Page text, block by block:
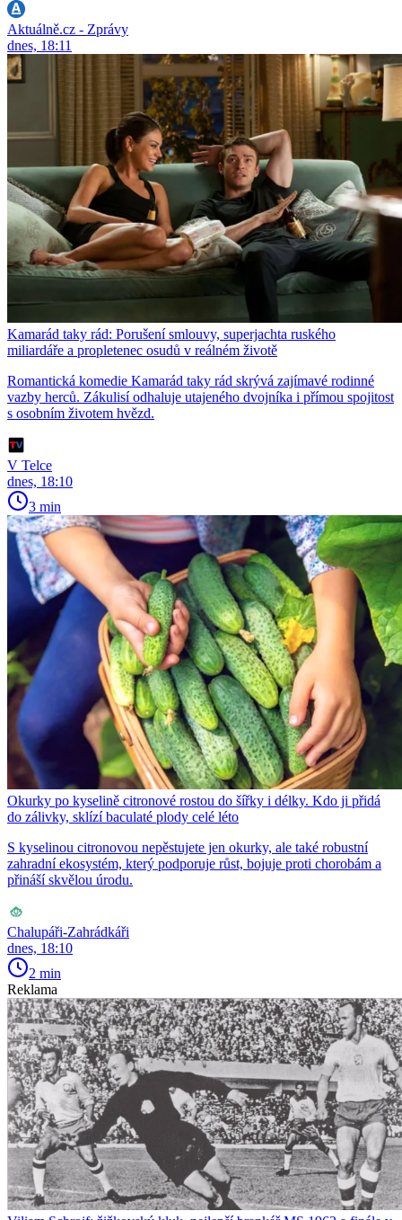
Aktuálně.cz - Zprávy
dnes, 18:11
Kamarád taky rád: Porušení smlouvy, superjachta ruského
miliardáře a propletenec osudů v reálném životě
Romantická komedie Kamarád taky rád skrývá zajímavé rodinné
vazby herců. Zákulisí odhaluje utajeného dvojníka i přímou spojitost
s osobním životem hvězd.
V Telce
dnes, 18:10
3 min
Okurky po kyselině citronové rostou do šířky i délky. Kdo ji přidá
do zálivky, sklízí baculaté plody celé léto
S kyselinou citronovou nepěstujete jen okurky, ale také robustní
zahradní ekosystém, který podporuje růst, bojuje proti chorobám a
přináší skvělou úrodu.
Chalupáři-Zahrádkáři
dnes, 18:10
2 min
Reklama